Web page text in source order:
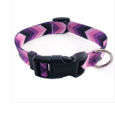
produs
are
mai
multe
variații.